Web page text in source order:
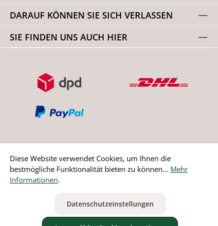
DARAUF KÖNNEN SIE SICH VERLASSEN
SIE FINDEN UNS AUCH HIER
Bestellung widerrufen
ausgenommen Nicht EU-Länder
Diese Website verwendet Cookies, um Ihnen die
bestmögliche Funktionalität bieten zu können... Mehr
Informationen.
Datenschutzeinstellungen